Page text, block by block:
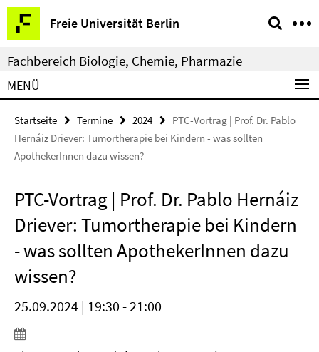
Springe
direkt
zu
Inhalt
Freie Universität Berlin
Service-
Navigation
Fachbereich Biologie, Chemie, Pharmazie
MENÜ
Startseite Termine 2024
PTC-Vortrag | Prof. Dr. Pablo
Hernáiz Driever: Tumortherapie bei Kindern - was sollten
ApothekerInnen dazu wissen?
PTC-Vortrag | Prof. Dr. Pablo Hernáiz
Driever: Tumortherapie bei Kindern
- was sollten ApothekerInnen dazu
wissen?
25.09.2024 | 19:30 - 21:00